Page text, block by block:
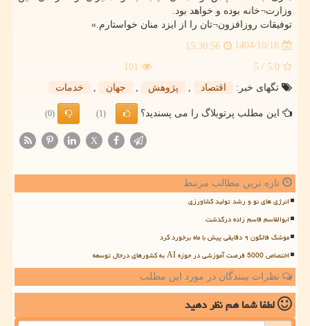
وزارت¬خانه بوده و خواهد بود.
توفیقات روزافزون¬تان را از ایزد منان خواستارم.»
1404/10/18
15:30:56
5.0
/ 5
101
تگهای خبر:
اقتصاد پژوهش جهان خدمات
این مطلب پرتوبلاگ را می پسندید؟ (1)
(0)
X
تازه ترین مطالب مرتبط
انرژی های نو و رشد تولید کشاورزی
ابوالقاسم قاسم زاده درگذشت
موشک فالکون ۹ دقایقی پیش با ماه برخورد کرد
اختصاص 5000 فرصت آموزشی در حوزه AI به کشورهای درحال توسعه
نظرات بینندگان در مورد این مطلب
لطفا شما همنظر دهید